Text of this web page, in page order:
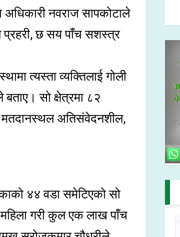
अधिकारी नवराज सापकोटाले
प्रहरी, छ सय पाँच सशस्त्र
त्यस्ता व्यक्तिलाई गोली
बताए। सो क्षेत्रमा ८२
अतिसंवेदनशील,
४४ वडा समेटिएको सो
गरी कुल एक लाख पाँच